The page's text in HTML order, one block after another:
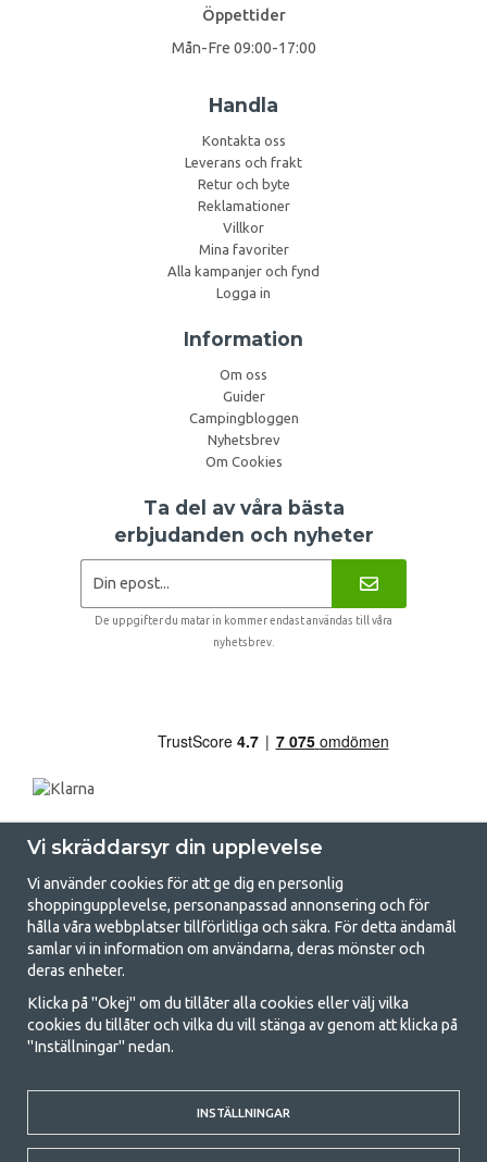
Öppettider
Mån-Fre 09:00-17:00
Handla
Kontakta oss
Leverans och frakt
Retur och byte
Reklamationer
Villkor
Mina favoriter
Alla kampanjer och fynd
Logga in
Information
Om oss
Guider
Campingbloggen
Nyhetsbrev
Om Cookies
Ta del av våra bästa
erbjudanden och nyheter
De uppgifter du matar in kommer endast användas till våra
nyhetsbrev.
GetCamping.se - Din butik för camping
och uteliv
Att campa kan antingen vara en livsstil eller ett sätt att samla familjen
för ett gemensamt äventyr. Oavsett vilken kategori du tillhör hittar du
med att campa så därför erbjuder vi riktigt bra priser på familjetält,
husvagnstält och all annan utrustning för camping och friluftsliv. Vårt
mål är att i varje priskategori erbjuda den bästa campingutrustningen
gällande kvalitet och funktionalitet. Ta gärna kontakt med oss om det
Vi skräddarsyr din upplevelse
Vi använder cookies för att ge dig en personlig
shoppingupplevelse, personanpassad annonsering och för
hålla våra webbplatser tillförlitliga och säkra. För detta ändamål
samlar vi in information om användarna, deras mönster och
deras enheter.
Klicka på "Okej" om du tillåter alla cookies eller välj vilka
cookies du tillåter och vilka du vill stänga av genom att klicka på
"Inställningar" nedan.
INSTÄLLNINGAR